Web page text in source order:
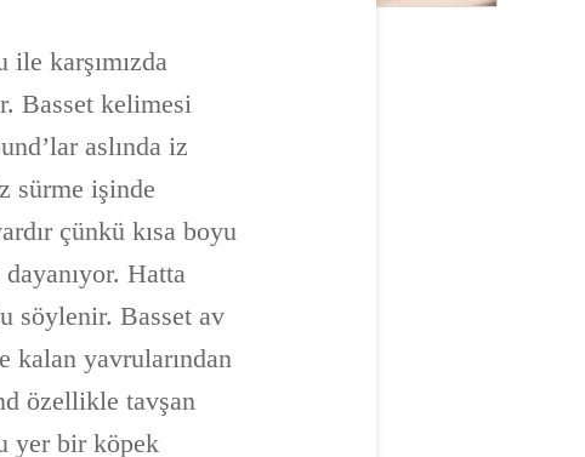
ile karşımızda
Basset kelimesi
aslında iz
sürme işinde
çünkü kısa boyu
Hatta
söylenir. Basset av
kalan yavrularından
özellikle tavşan
yer bir köpek